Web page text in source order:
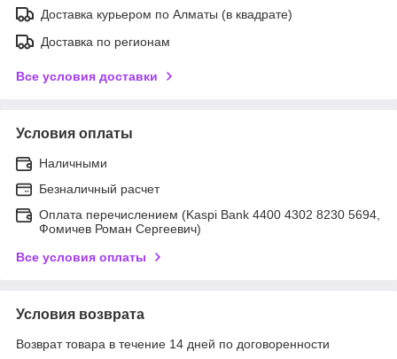
Доставка курьером по Алматы (в квадрате)
Доставка по регионам
Все условия доставки
Условия оплаты
Наличными
Безналичный расчет
Оплата перечислением (Kaspi Bank 4400 4302 8230 5694,
Фомичев Роман Сергеевич)
Все условия оплаты
Условия возврата
Возврат товара в течение 14 дней по договоренности